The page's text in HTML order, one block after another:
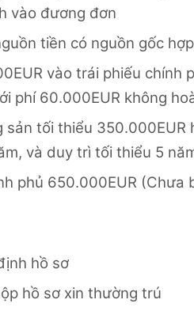
vào đương đơn
tiền có nguồn gốc
vào trái phiếu chính
phí 60.000EUR không
sản tối thiểu
và duy trì tối thiểu 5
phủ 650.000EUR (Chưa
hồ sơ
hồ sơ xin thường trú